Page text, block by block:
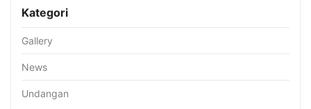
Kategori
Gallery
News
Undangan